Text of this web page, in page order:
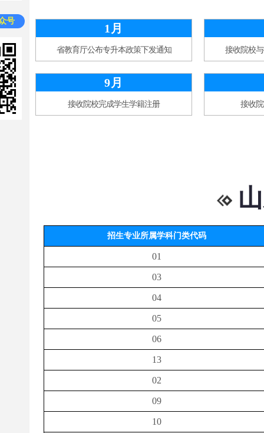
1月
省教育厅公布专升本政策下发通知 接收院校
9月
接收院校完成学生学籍注册 接收
招生专业所属学科门类代码
01
03
04
05
06
13
02
09
10
号